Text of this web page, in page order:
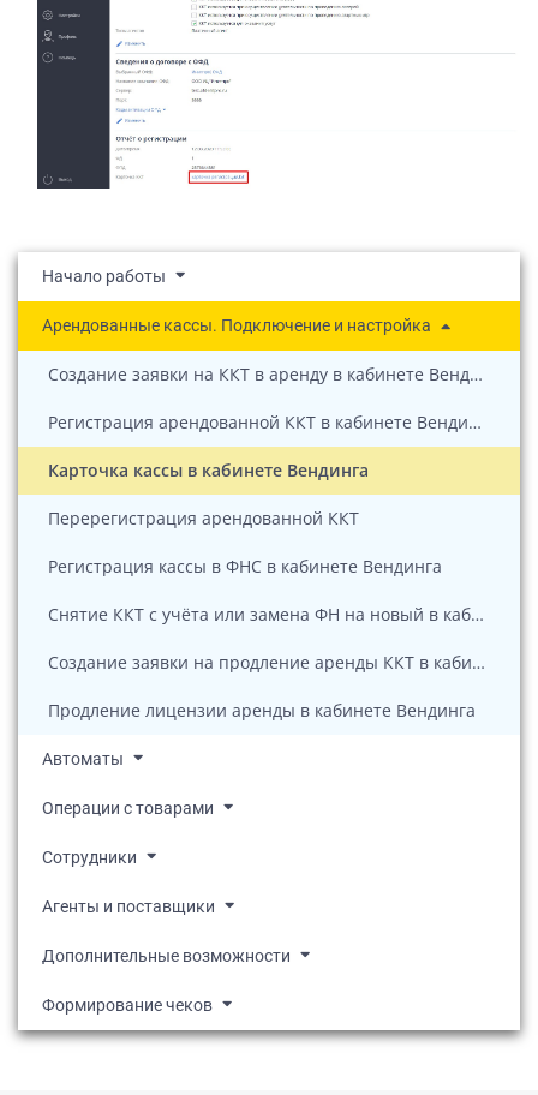
Начало работы
Арендованные кассы. Подключение и настройка
Создание заявки на ККТ в аренду в кабинете Вендинга
Регистрация арендованной ККТ в кабинете Вендинга
Карточка кассы в кабинете Вендинга
Перерегистрация арендованной ККТ
Регистрация кассы в ФНС в кабинете Вендинга
Снятие ККТ с учёта или замена ФН на новый в кабинете Вендинга
Создание заявки на продление аренды ККТ в кабинете Вендинга
Продление лицензии аренды в кабинете Вендинга
Автоматы
Операции с товарами
Сотрудники
Агенты и поставщики
Дополнительные возможности
Формирование чеков